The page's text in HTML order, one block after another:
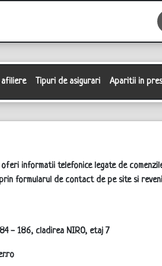
Tipuri de asigurari Aparitii in
informatii telefonice legate de
formularul de contact de pe site si
- 186, cladirea NIRO, etaj 7